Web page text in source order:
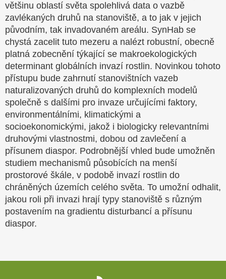
většinu oblastí světa spolehlivá data o vazbě
zavlékaných druhů na stanoviště, a to jak v jejich
původním, tak invadovaném areálu. SynHab se
chystá zacelit tuto mezeru a nalézt robustní, obecně
platná zobecnění týkající se makroekologických
determinant globálních invazí rostlin. Novinkou tohoto
přístupu bude zahrnutí stanovištních vazeb
naturalizovaných druhů do komplexních modelů
společně s dalšími pro invaze určujícími faktory,
environmentálními, klimatickými a
socioekonomickými, jakož i biologicky relevantními
druhovými vlastnostmi, dobou od zavlečení a
přísunem diaspor. Podrobnější vhled bude umožněn
studiem mechanismů působících na menší
prostorové škále, v podobě invazí rostlin do
chráněných územích celého světa. To umožní odhalit,
jakou roli při invazi hrají typy stanoviště s různým
postavením na gradientu disturbancí a přísunu
diaspor.